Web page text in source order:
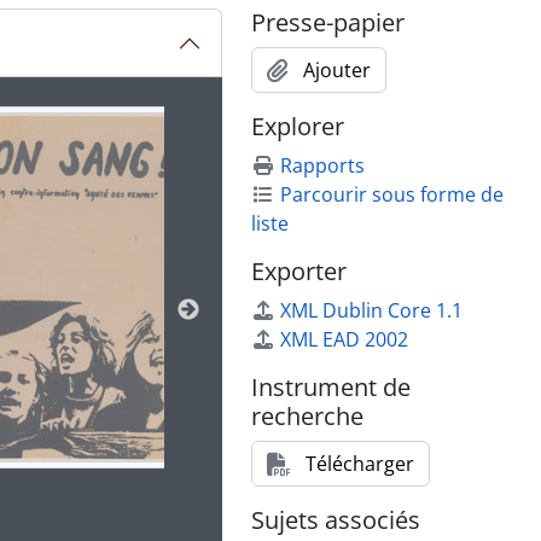
affichée au carrousel suivant. Cliquer sur
vue de la description pour cet objet numérique.
Presse-papier
Ajouter
Explorer
Rapports
Parcourir sous forme de
liste
Exporter
XML Dublin Core 1.1
XML EAD 2002
Instrument de
recherche
Télécharger
Sujets associés